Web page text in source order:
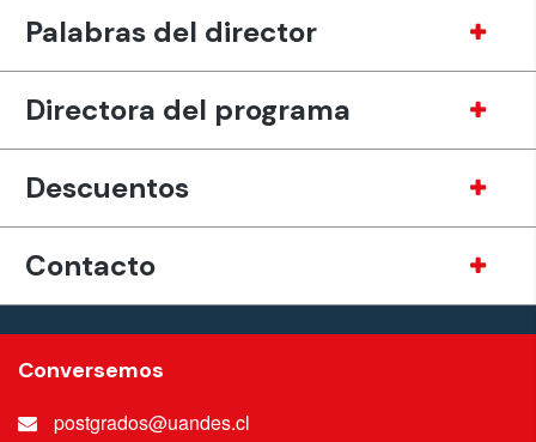
Palabras del director
Directora del programa
Descuentos
Contacto
Conversemos
postgrados@uandes.cl